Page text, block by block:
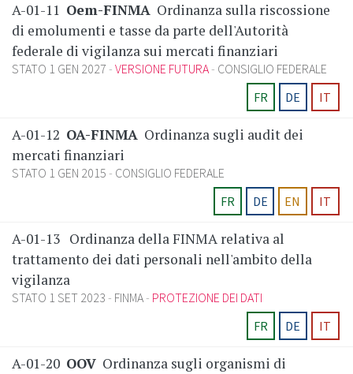
A-01-11 Oem-FINMA Ordinanza sulla riscossione
di emolumenti e tasse da parte dell'Autorità
federale di vigilanza sui mercati finanziari
STATO 1 GEN 2027 VERSIONE FUTURA CONSIGLIO FEDERALE
FR
DE IT
A-01-12 OA-FINMA Ordinanza sugli audit dei
mercati finanziari
STATO 1 GEN 2015
CONSIGLIO FEDERALE
FR
DE EN IT
A-01-13 Ordinanza della FINMA relativa al
trattamento dei dati personali nell'ambito della
vigilanza
STATO 1 SET 2023 FINMA PROTEZIONE DEI DATI
FR
DE IT
A-01-20 OOV Ordinanza sugli organismi di